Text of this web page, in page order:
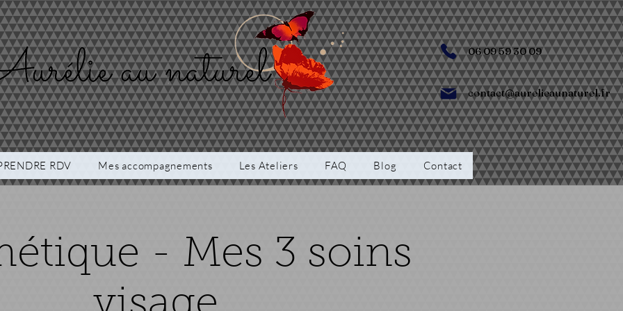
06 09 59 30 09
contact@aurelieaunaturel.fr
RDV Mes accompagnements Les Ateliers FAQ Blog Contact
- Mes 3 soins